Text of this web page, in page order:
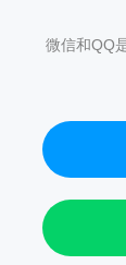
微信和QQ